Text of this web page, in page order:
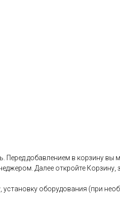
Перед добавлением в корзину вы
Далее откройте Корзину,
оборудования (при